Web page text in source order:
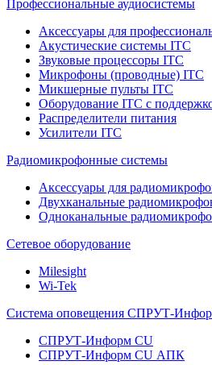
Профессиональные аудиосистемы
Аксессуары для
Акустические системы ITC
Звуковые процессоры ITC
Микрофоны (проводные) ITC
Микшерные пульты ITC
Оборудование ITC с
Распределители питания
Усилители ITC
Радиомикрофонные системы
Аксессуары для
Двухканальные
Одноканальные
Сетевое оборудование
Milesight
Wi-Tek
Система оповещения СПРУТ-
СПРУТ-Информ CU
СПРУТ-Информ CU АПК